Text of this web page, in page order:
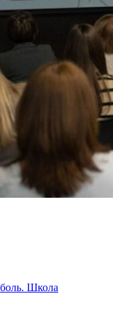
Школа